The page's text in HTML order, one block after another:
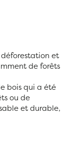
et
de forêts
bois qui a été
ou de
et durable,